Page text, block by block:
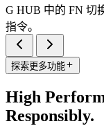
G HUB 中的 FN 切
指令。
探索更多功能
High
Responsibly.